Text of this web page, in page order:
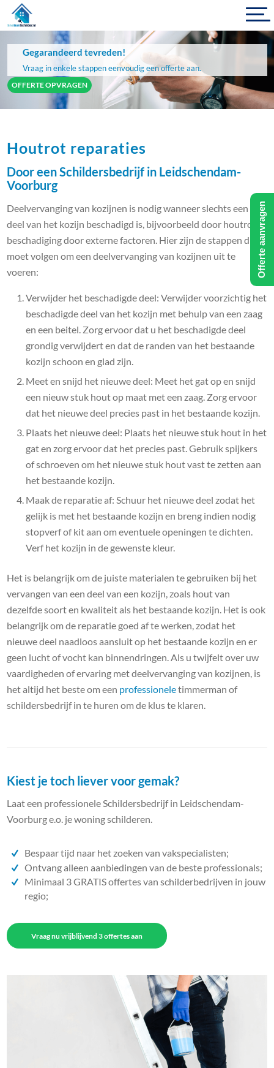
Gegarandeerd tevreden!
Vraag in enkele stappen eenvoudig een offerte aan.
OFFERTE OPVRAGEN
Houtrot reparaties
Door een Schildersbedrijf in Leidschendam-
Voorburg
Deelvervanging van kozijnen is nodig wanneer slechts een
deel van het kozijn beschadigd is, bijvoorbeeld door houtrot of
beschadiging door externe factoren. Hier zijn de stappen die u
moet volgen om een deelvervanging van kozijnen uit te
voeren:
Verwijder het beschadigde deel: Verwijder voorzichtig het
beschadigde deel van het kozijn met behulp van een zaag
en een beitel. Zorg ervoor dat u het beschadigde deel
grondig verwijdert en dat de randen van het bestaande
kozijn schoon en glad zijn.
Meet en snijd het nieuwe deel: Meet het gat op en snijd
een nieuw stuk hout op maat met een zaag. Zorg ervoor
dat het nieuwe deel precies past in het bestaande kozijn.
Plaats het nieuwe deel: Plaats het nieuwe stuk hout in het
gat en zorg ervoor dat het precies past. Gebruik spijkers
of schroeven om het nieuwe stuk hout vast te zetten aan
het bestaande kozijn.
Maak de reparatie af: Schuur het nieuwe deel zodat het
gelijk is met het bestaande kozijn en breng indien nodig
stopverf of kit aan om eventuele openingen te dichten.
Verf het kozijn in de gewenste kleur.
Het is belangrijk om de juiste materialen te gebruiken bij het
vervangen van een deel van een kozijn, zoals hout van
dezelfde soort en kwaliteit als het bestaande kozijn. Het is ook
belangrijk om de reparatie goed af te werken, zodat het
nieuwe deel naadloos aansluit op het bestaande kozijn en er
geen lucht of vocht kan binnendringen. Als u twijfelt over uw
vaardigheden of ervaring met deelvervanging van kozijnen, is
het altijd het beste om een professioneletimmerman of
schildersbedrijf in te huren om de klus te klaren.
Kiest je toch liever voor gemak?
Laat een professionele Schildersbedrijf in Leidschendam-
Voorburg e.o. je woning schilderen.
Bespaar tijd naar het zoeken van vakspecialisten;
Ontvang alleen aanbiedingen van de beste professionals;
Minimaal 3 GRATIS offertes van schilderbedrijven in jouw
regio;
Vraag nu vrijblijvend 3 offertes aan
Offerte aanvragen